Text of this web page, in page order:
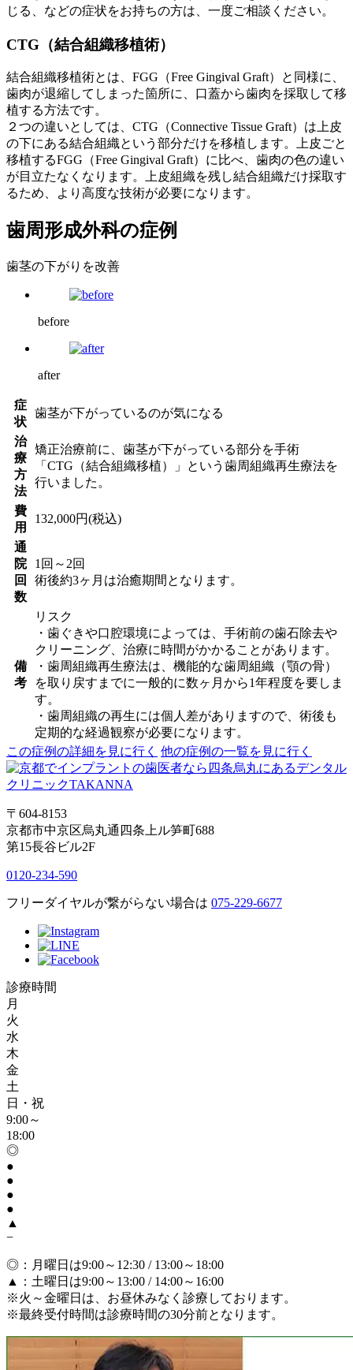
じる、などの症状をお持ちの方は、一度ご相談ください。
CTG（結合組織移植術）
結合組織移植術とは、FGG（Free Gingival Graft）と同様に、
歯肉が退縮してしまった箇所に、口蓋から歯肉を採取して移
植する方法です。
２つの違いとしては、CTG（Connective Tissue Graft）は上皮
の下にある結合組織という部分だけを移植します。上皮ごと
移植するFGG（Free Gingival Graft）に比べ、歯肉の色の違い
が目立たなくなります。上皮組織を残し結合組織だけ採取す
るため、より高度な技術が必要になります。
歯周形成外科の症例
歯茎の下がりを改善
before
after
症
状
歯茎が下がっているのが気になる
治
療
方
法
矯正治療前に、歯茎が下がっている部分を手術
「CTG（結合組織移植）」という歯周組織再生療法を
行いました。
費
用
132,000円(税込)
通
院
回
数
1回～2回
術後約3ヶ月は治癒期間となります。
備
考
リスク
・歯ぐきや口腔環境によっては、手術前の歯石除去や
クリーニング、治療に時間がかかることがあります。
・歯周組織再生療法は、機能的な歯周組織（顎の骨）
を取り戻すまでに一般的に数ヶ月から1年程度を要しま
す。
・歯周組織の再生には個人差がありますので、術後も
定期的な経過観察が必要になります。
この症例の詳細を見に行く 他の症例の一覧を見に行く
〒604-8153
京都市中京区烏丸通四条上ル笋町688
第15長谷ビル2F
0120-234-590
フリーダイヤルが繋がらない場合は 075-229-6677
診療時間
月
火
水
木
金
土
日・祝
9:00～
18:00
◎
●
●
●
●
▲
−
◎ ：月曜日は9:00～12:30 / 13:00～18:00
▲
：土曜日は9:00～13:00 / 14:00～16:00
※火～金曜日は、お昼休みなく診療しております。
※最終受付時間は診療時間の30分前となります。